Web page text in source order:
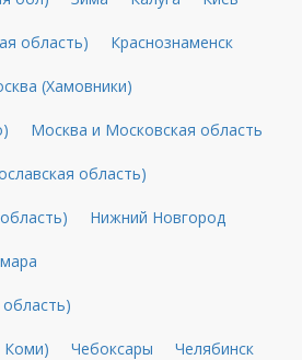
область) Краснознаменск
(Хамовники)
Москва и Московская область
область)
Нижний Новгород
Коми) Чебоксары Челябинск